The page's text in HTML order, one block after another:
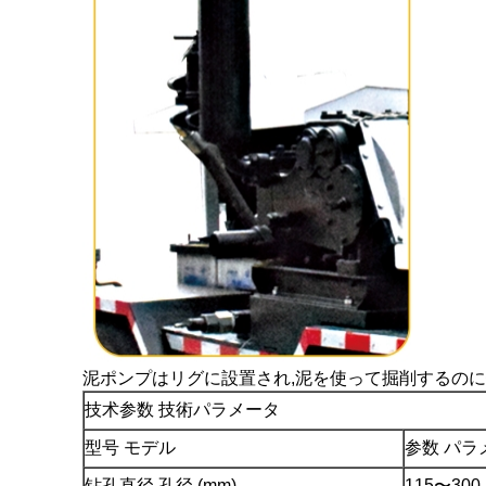
泥ポンプはリグに設置され,泥を使って掘削するの
技术参数 技術パラメータ
型号 モデル 参数 パラ